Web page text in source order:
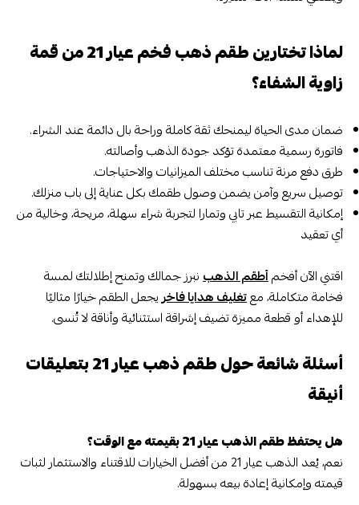
لماذا تختارين طقم ذهب فخم عيار 21 من قمة
زاوية الشفاء؟
ضمان مدى الحياة ليمنحك ثقة كاملة وراحة بال دائمة عند الشراء.
فاتورة رسمية معتمدة تؤكد جودة الذهب وأصالته.
طرق دفع مرنة تناسب مختلف الميزانيات والاحتياجات.
توصيل سريع وآمن يضمن وصول طقمك بكل عناية إلى باب منزلك.
إمكانية التقسيط عبر تابي وتمارا لتجربة شراء سهلة، مريحة، وخالية من
أي تعقيد
اقتني الآن أفخمأطقم الذهبنبرز جمالك وتمنح إطلالتك لمسة
فخامة متكاملة، معتغليف هدايا فاخريجعل الطقم خيارًا مثاليًا
للإهداء أو قطعة مميزة تضيف إشراقة استثنائية وأناقة لا تُنسى.
أسئلة شائعة حول طقم ذهب عيار 21 بتعليقات
أنيقة
هل يحتفظ طقم الذهب عيار 21 بقيمته مع الوقت؟
نعم، يُعد الذهب عيار 21 من أفضل الخيارات للاقتناء والاستثمار لثبات
قيمته وإمكانية إعادة بيعه بسهولة.